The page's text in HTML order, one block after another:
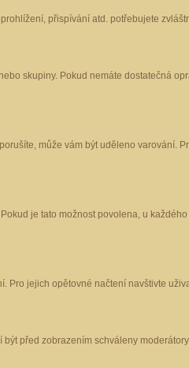
přispívání atd. potřebujete
skupiny. Pokud nemáte dostatečná
může vám být uděleno
je tato možnost povolena, u
Pro jejich opětovné načtení navštivte
před zobrazením schváleny